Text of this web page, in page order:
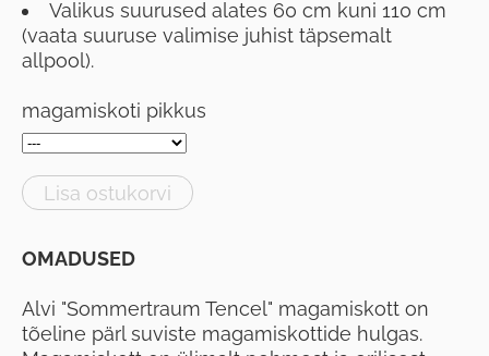
Valikus suurused alates 60 cm kuni 110 cm
(vaata suuruse valimise juhist täpsemalt
allpool).
magamiskoti pikkus
Lisa ostukorvi
OMADUSED
Alvi "Sommertraum Tencel" magamiskott on
tõeline pärl suviste magamiskottide hulgas.